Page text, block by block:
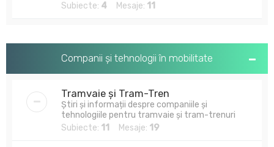
Subiecte: 4 Mesaje: 11
Companii și tehnologii în mobilitate
Tramvaie și Tram-Tren
Știri și informații despre companiile și
tehnologiile pentru tramvaie și tram-trenuri
Subiecte: 11 Mesaje: 19